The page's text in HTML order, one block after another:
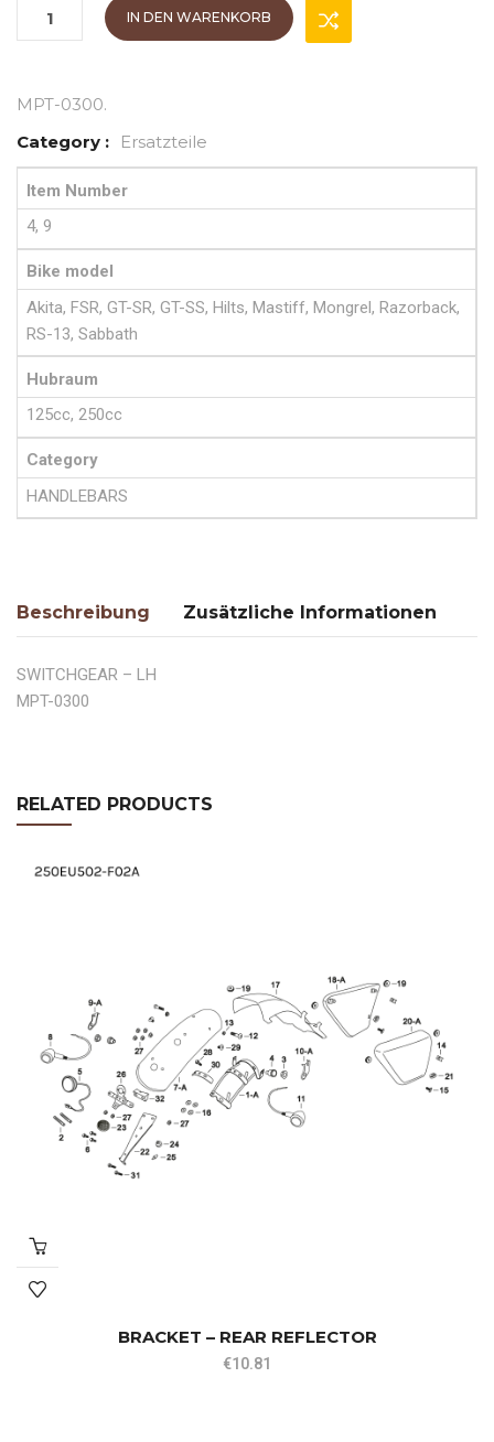
IN DEN WARENKORB
MPT-0300.
Category :
Ersatzteile
Item Number
4, 9
Bike model
Akita, FSR, GT-SR, GT-SS, Hilts, Mastiff, Mongrel, Razorback,
RS-13, Sabbath
Hubraum
125cc, 250cc
Category
HANDLEBARS
Beschreibung Zusätzliche Informationen
SWITCHGEAR – LH
MPT-0300
RELATED PRODUCTS
BRACKET – REAR REFLECTOR
€10.81